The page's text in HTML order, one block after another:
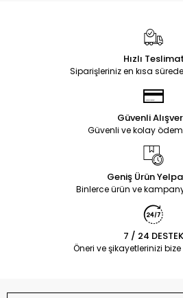
Hızlı Teslimat
Siparişleriniz en kısa
Güvenli
Güvenli ve kolay
Geniş Ürün
Binlerce ürün ve
7 / 24 DESTEK
Öneri ve şikayetlerinizi